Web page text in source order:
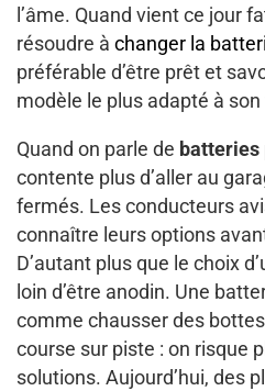
l’âme. Quand vient ce jour
résoudre à changer la
préférable d’être prêt et
modèle le plus adapté à
Quand on parle de
contente plus d’aller au
fermés. Les conducteurs
connaître leurs options
D’autant plus que le choix
loin d’être anodin. Une
comme chausser des
course sur piste : on risque
solutions. Aujourd’hui, des